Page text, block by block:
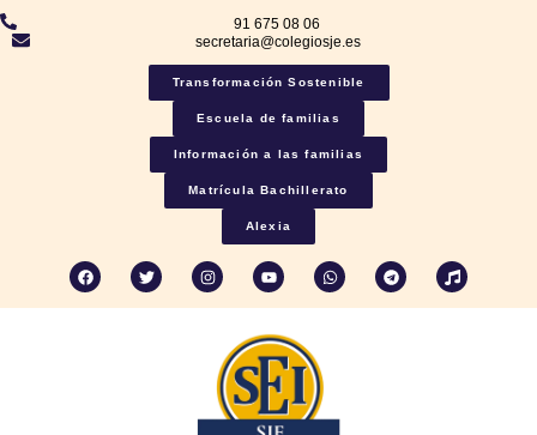
91 675 08 06
secretaria@colegiosje.es
Transformación Sostenible
Escuela de familias
Información a las familias
Matrícula Bachillerato
Alexia